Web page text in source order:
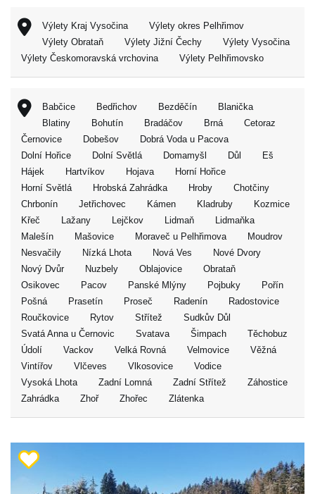
Výlety Kraj Vysočina
Výlety okres Pelhřimov
Výlety Obrataň
Výlety Jižní Čechy
Výlety Vysočina
Výlety Českomoravská vrchovina
Výlety Pelhřimovsko
Babčice Bedřichov Bezděčín
Blanička
Blatiny
Bohutín Bradáčov Brná
Cetoraz
Černovice
Dobešov
Dobrá Voda u Pacova
Dolní Hořice
Dolní Světlá Domamyšl Důl
Eš
Hájek
Hartvíkov Hojava
Horní Hořice
Horní Světlá
Hrobská Zahrádka Hroby
Chotčiny
Chrbonín
Jetřichovec Kámen Kladruby
Kozmice
Křeč
Lažany Lejčkov Lidmaň
Lidmaňka
Malešín
Mašovice Moraveč u Pelhřimova
Moudrov
Nesvačily
Nízká Lhota Nová Ves
Nové Dvory
Nový Dvůr
Nuzbely Oblajovice
Obrataň
Osikovec
Pacov Panské Mlýny Pojbuky
Pořín
Pošná
Prasetín Proseč Radenín
Radostovice
Roučkovice
Rytov Střítež
Sudkův Důl
Svatá Anna u Černovic
Svatava Šimpach
Těchobuz
Údolí
Vackov Velká Rovná Velmovice
Věžná
Vintířov
Vlčeves Vlkosovice
Vodice
Vysoká Lhota
Zadní Lomná Zadní Střítež
Záhostice
Zahrádka
Zhoř Zhořec Zlátenka